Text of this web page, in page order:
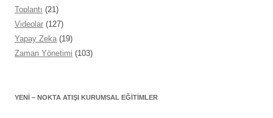
Toplantı (21)
Videolar (127)
Yapay Zeka (19)
Zaman Yönetimi (103)
YENİ – NOKTA ATIŞI KURUMSAL EĞITIMLER